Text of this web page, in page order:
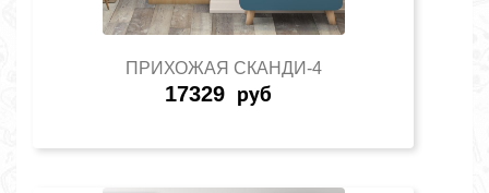
ПРИХОЖАЯ СКАНДИ-4
17329 руб